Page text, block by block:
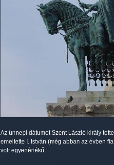
Az ünnepi dátumot Szent László király
emeltette I. István (még abban az évben
volt egyenértékű.